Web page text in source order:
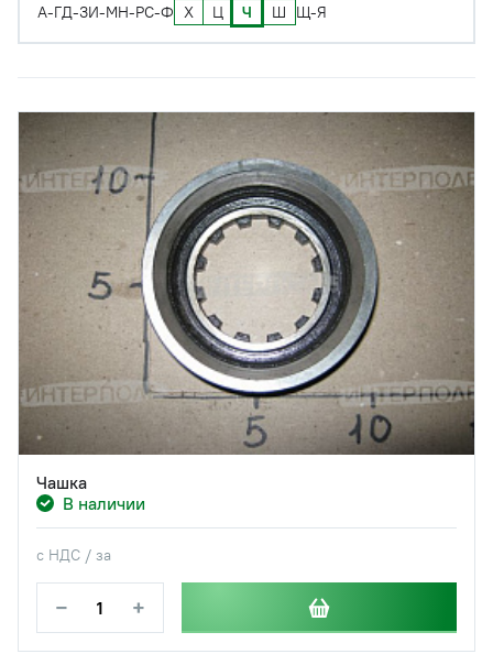
А-ГД-ЗИ-МН-РС-Ф Х Ц Ч Ш Щ-Я
Чашка
В наличии
с НДС / за
− +